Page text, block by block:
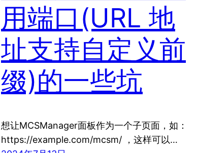
用端口(URL 地
址支持自定义前
缀)的一些坑
想让MCSManager面板作为一个子页面，如：
https://example.com/mcsm/ ，这样可以…